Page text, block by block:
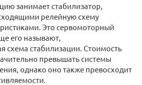
занимает стабилизатор,
релейную схему
Это сервомоторный
его называют,
схема стабилизации. Стоимость
превышать системы
однако оно также превосходит